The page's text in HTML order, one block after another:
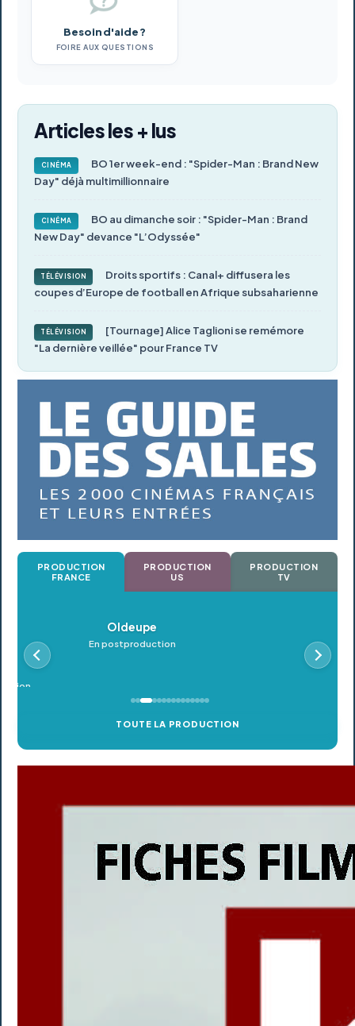
Besoin d'aide ?
FOIRE AUX QUESTIONS
Articles les + lus
CINÉMA
BO 1er week-end : "Spider-Man : Brand New
Day" déjà multimillionnaire
CINÉMA
BO au dimanche soir : "Spider-Man : Brand
New Day" devance "L’Odyssée"
TÉLÉVISION
Droits sportifs : Canal+ diffusera les
coupes d’Europe de football en Afrique subsaharienne
TÉLÉVISION
[Tournage] Alice Taglioni se remémore
"La dernière veillée" pour France TV
PRODUCTION
FRANCE
PRODUCTION
US
PRODUCTION
TV
Oldeupe
En postproduction
TOUTE LA PRODUCTION